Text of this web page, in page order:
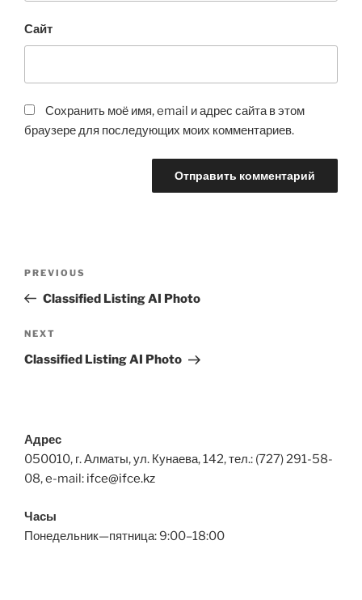
Сайт
Сохранить моё имя, email и адрес сайта в этом
браузере для последующих моих комментариев.
записям
Previous
Post
PREVIOUS
Classified Listing AI Photo
Next
Post
NEXT
Classified Listing AI Photo
Адрес
050010, г. Алматы, ул. Кунаева, 142, тел.: (727) 291-58-
08, e-mail: ifce@ifce.kz
Часы
Понедельник—пятница: 9:00–18:00